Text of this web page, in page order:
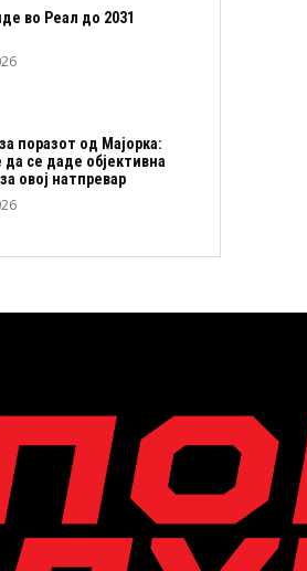
во Реал до 2031
поразот од Мајорка:
се даде објективна
овој натпревар